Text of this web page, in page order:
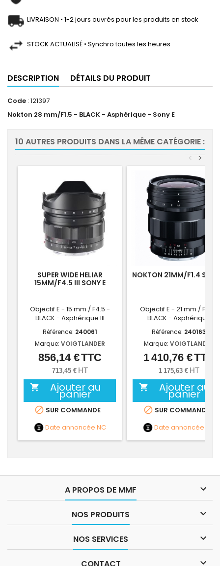
LIVRAISON • 1-2 jours ouvrés pour les produits en stock
STOCK ACTUALISÉ • Synchro toutes les heures
DESCRIPTION DÉTAILS DU PRODUIT
Code : 121397
Nokton 28 mm/F1.5 - BLACK - Asphérique - Sony E
10 AUTRES PRODUITS DANS LA MÊME CATÉGORIE :
>
<
SUPER WIDE HELIAR
15MM/F4.5 III SONY E
Objectif E - 15 mm / F4.5 -
BLACK - Asphérique III
Référence: 240061
Marque: VOIGTLANDER
Prix
856,14 €TTC
713,45 € HT
 Ajouter au
panier
 SUR COMMANDE
Date annoncée NC
NOKTON 21MM/F1.4
Objectif E - 21 mm / F1.4 -
BLACK - Asphérique
Référence: 240163
Marque: VOIGTLANDER
Prix
1 410,76 €TTC
1 175,63 € HT
 Ajouter au
panier
 SUR COMMANDE
Date annoncée
A PROPOS DE MMF 
NOS PRODUITS 
NOS SERVICES 
CONTACT 